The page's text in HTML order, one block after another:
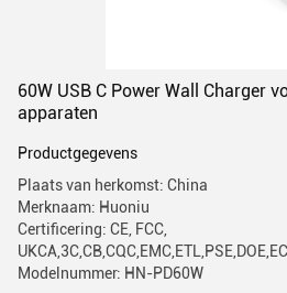
60W USB C Power Wall Charger
apparaten
Productgegevens
Plaats van herkomst: China
Merknaam: Huoniu
Certificering: CE, FCC,
Modelnummer: HN-PD60W